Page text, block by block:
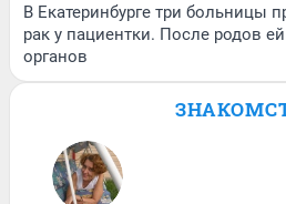
В Екатеринбурге три больницы
рак у пациентки. После родов
органов